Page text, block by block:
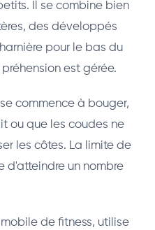
Il se combine bien
des développés
pour le bas du
est gérée.
commence à bouger,
ou que les coudes ne
les côtes. La limite de
d'atteindre un nombre
de fitness, utilise